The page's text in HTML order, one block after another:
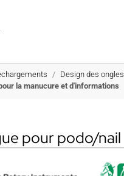
principal
Design des ongles
la manucure et d'informations
pour podo/nail